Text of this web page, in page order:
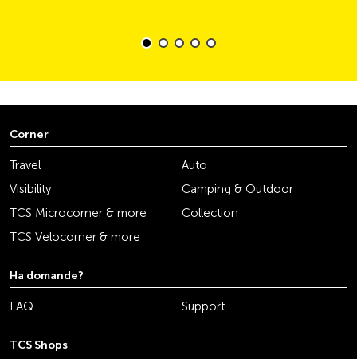
Corner
Travel
Auto
Visibility
Camping & Outdoor
TCS Microcorner & more
Collection
TCS Velocorner & more
Ha domande?
FAQ Support
TCS Shops